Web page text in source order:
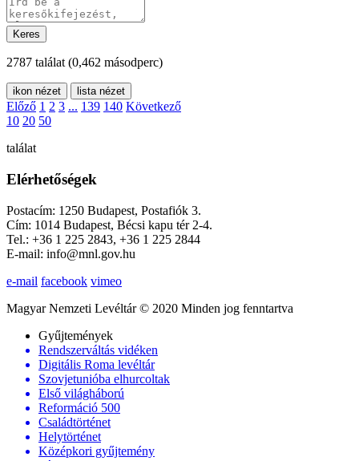
Keres
2787 találat (0,462 másodperc)
ikon nézet lista nézet
Előző 1 2 3 ... 139 140 Következő
10 20 50
találat
Elérhetőségek
Postacím: 1250 Budapest, Postafiók 3.
Cím: 1014 Budapest, Bécsi kapu tér 2-4.
Tel.: +36 1 225 2843, +36 1 225 2844
E-mail: info@mnl.gov.hu
e-mail facebook vimeo
Magyar Nemzeti Levéltár © 2020 Minden jog fenntartva
Gyűjtemények
Rendszerváltás vidéken
Digitális Roma levéltár
Szovjetunióba elhurcoltak
Első világháború
Reformáció 500
Családtörténet
Helytörténet
Középkori gyűjtemény